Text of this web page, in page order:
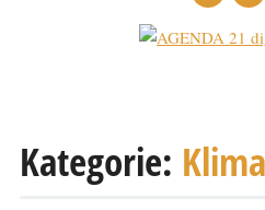
zum
Kategorie: